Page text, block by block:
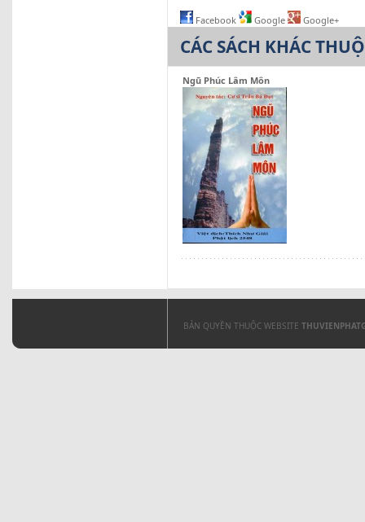
Facebook Google Google+
CÁC SÁCH KHÁC
Ngũ Phúc Lâm Môn
BẢN QUYỀN THUỘC WEBSITE